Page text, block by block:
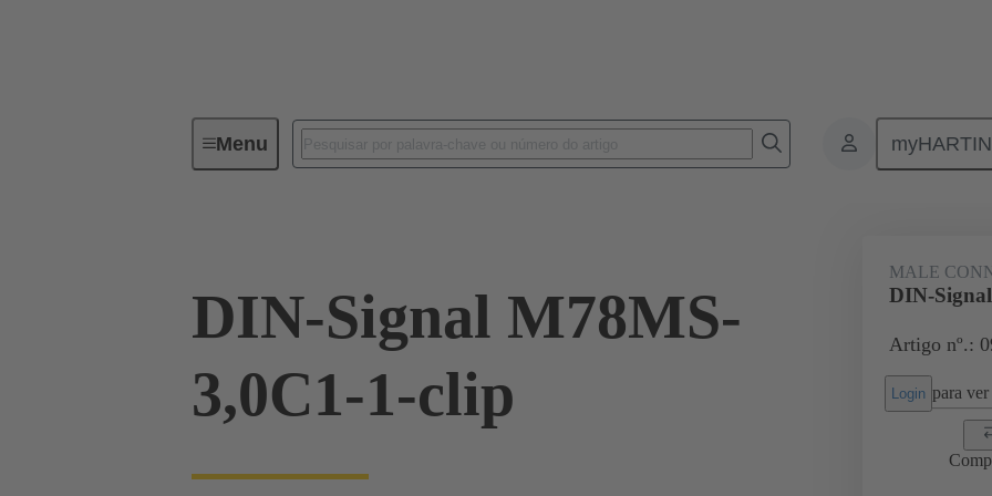
MenuDevice connectivity Produtos Motherboard to
DIN-Signal M78MS-
3,0C1-1-clip
MALE
DIN-
Artigo nº.:
Login para